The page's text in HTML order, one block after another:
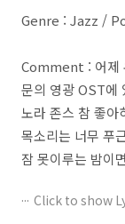
Genre : Jazz /
Comment : 어제
문의 영광 OST에
노라 존스 참 좋아
목소리는 너무 푸
잠 못이루는 밤이
Click to show